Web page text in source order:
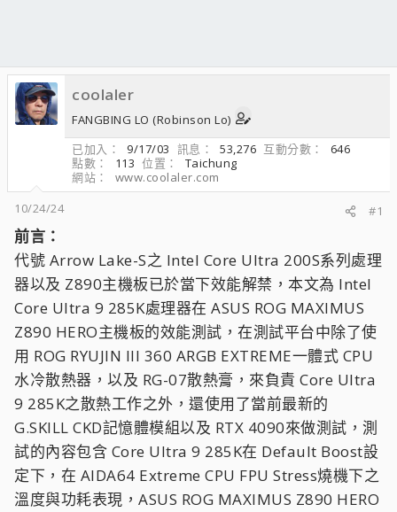
coolaler
FANGBING LO (Robinson Lo)
已加入
9/17/03 訊息 53,276 互動分數
646
點數
113 位置
Taichung
網站
www.coolaler.com
10/24/24
#1
前言：
代號 Arrow Lake-S之 Intel Core Ultra 200S系列處理
器以及 Z890主機板已於當下效能解禁，本文為 Intel
Core Ultra 9 285K處理器在 ASUS ROG MAXIMUS
Z890 HERO主機板的效能測試，在測試平台中除了使
用 ROG RYUJIN III 360 ARGB EXTREME一體式 CPU
水冷散熱器，以及 RG-07散熱膏，來負責 Core Ultra
9 285K之散熱工作之外，還使用了當前最新的
G.SKILL CKD記憶體模組以及 RTX 4090來做測試，測
試的內容包含 Core Ultra 9 285K在 Default Boost設
定下，在 AIDA64 Extreme CPU FPU Stress燒機下之
溫度與功耗表現，ASUS ROG MAXIMUS Z890 HERO